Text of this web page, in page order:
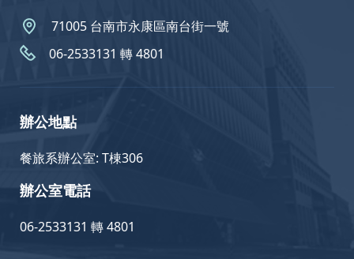
71005 台南市永康區南台街一號
06-2533131 轉 4801
辦公地點
餐旅系辦公室: T棟306
辦公室電話
06-2533131 轉 4801